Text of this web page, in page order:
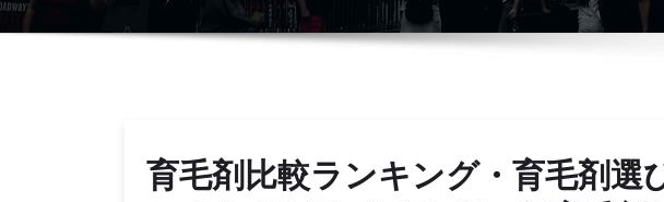
育毛剤比較ランキング・育毛剤選